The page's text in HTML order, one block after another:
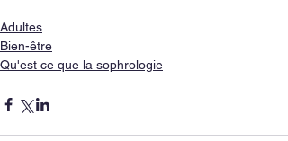
Adultes
Bien-être
Qu'est ce que la sophrologie